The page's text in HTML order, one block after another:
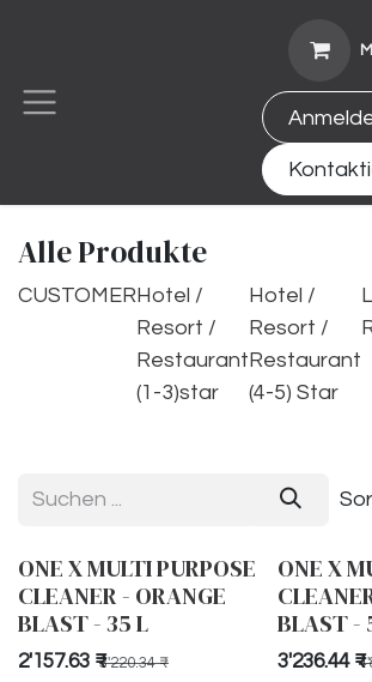
Alle Produkte
CUSTOMERHotel /
Resort /
Restaurant
(1-3)star
Hotel /
Resort /
Restaurant
(4-5) Star
ONE X MULTI PURPOSE
CLEANER - ORANGE
BLAST - 35 L
2'157.63 3'220.34₹
ONE X
BLAST -
3'236.44₹